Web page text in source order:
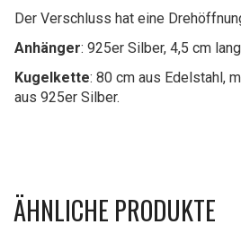
Der Verschluss hat eine
Anhänger: 925er Silber, 4,5 cm
Kugelkette: 80 cm aus Edelstahl,
aus 925er Silber.
ÄHNLICHE PRODUKTE